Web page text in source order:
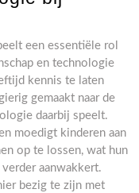
een essentiële rol
en technologie
kennis te laten
gemaakt naar de
daarbij speelt.
moedigt kinderen aan
op te lossen, wat hun
aanwakkert.
bezig te zijn met